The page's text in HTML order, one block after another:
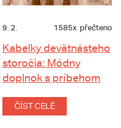
9. 2. 1585x přečteno
Kabelky devätnásteho
storočia: Módny
doplnok s príbehom
ČÍST CELÉ